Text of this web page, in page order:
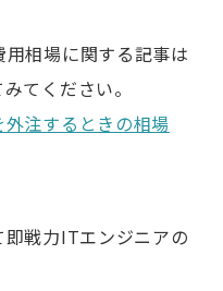
相場に関する記事は
てください。
注するときの相場
即戦力ITエンジニアの